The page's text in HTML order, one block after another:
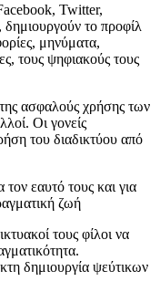
Twitter,
το προφίλ
μηνύματα,
τους ψηφιακούς τους
ασφαλούς χρήσης των
Οι γονείς
του διαδικτύου από
εαυτό τους και για
ζωή
τους φίλοι να
δημιουργία ψεύτικων